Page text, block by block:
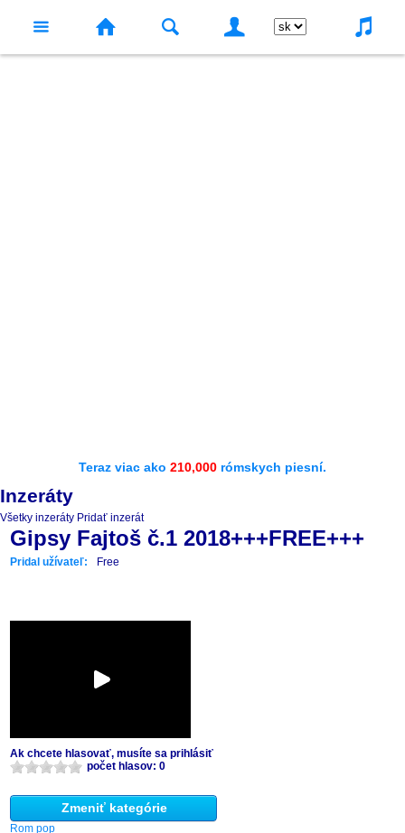
Teraz viac ako 210,000 rómskych piesní.
Inzeráty
Všetky inzeráty Pridať inzerát
Gipsy Fajtoš č.1 2018+++FREE+++
Pridal užívateľ: Free
Ak chcete hlasovať, musíte sa prihlásiť
počet hlasov: 0
Zmeniť kategórie
Rom pop